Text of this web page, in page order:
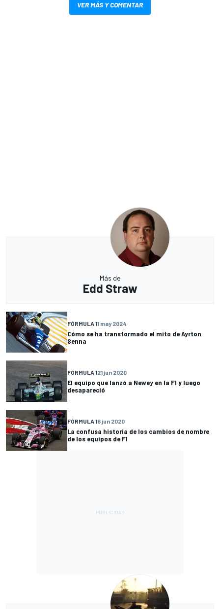
VER MÁS Y COMENTAR
Más de
Edd Straw
FÓRMULA 11 may 2024
Cómo se ha transformado el mito de Ayrton
Senna
FÓRMULA 121 jun 2020
El equipo que lanzó a Newey en la F1 y luego
desapareció
FÓRMULA 16 jun 2020
La confusa historia de los cambios de nombre
de los equipos de F1